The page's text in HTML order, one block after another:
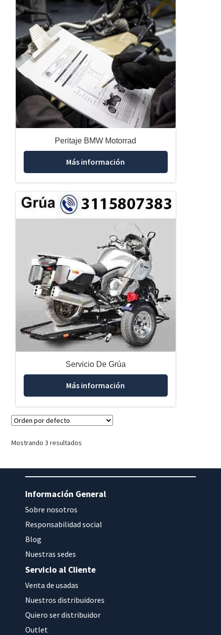
Peritaje BMW Motorrad
Más información
Servicio De Grúa
Más información
Mostrando 3 resultados
Información General
Sobre nosotros
Responsabilidad social
Blog
Nuestras sedes
Servicio al Cliente
Venta de usadas
Nuestros distribuidores
Quiero ser distribuidor
Outlet